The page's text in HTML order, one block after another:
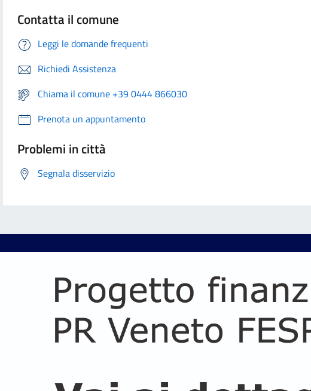
Contatta il comune
Leggi le domande frequenti
Richiedi Assistenza
Chiama il comune +39 0444 866030
Prenota un appuntamento
Problemi in città
Segnala disservizio